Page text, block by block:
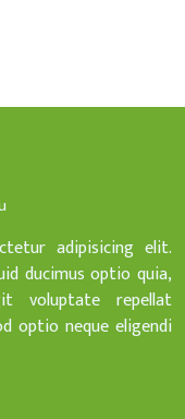
adipisicing elit.
ducimus optio quia,
voluptate repellat
optio neque eligendi